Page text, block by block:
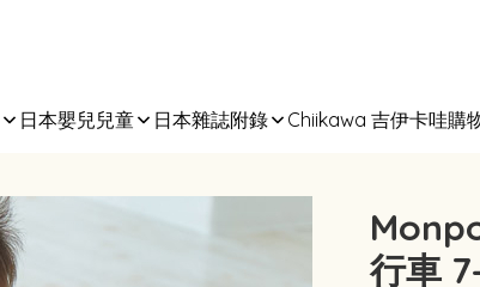
日本嬰兒兒童 日本雜誌附錄 Chiikawa 吉伊卡哇購
行車